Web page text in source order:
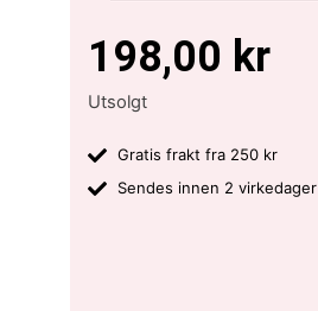
198,00 kr
Utsolgt
Gratis frakt fra 250 kr
Sendes innen 2 virkedager